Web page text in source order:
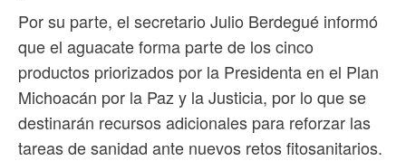
Por su parte, el secretario Julio Berdegué informó
que el aguacate forma parte de los cinco
productos priorizados por la Presidenta en el Plan
Michoacán por la Paz y la Justicia, por lo que se
destinarán recursos adicionales para reforzar las
tareas de sanidad ante nuevos retos fitosanitarios.